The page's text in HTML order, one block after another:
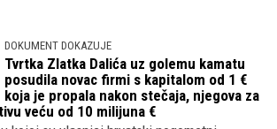
DOKUMENT DOKAZUJE
Tvrtka Zlatka Dalića uz golemu kamatu
posudila novac firmi s kapitalom od 1 €
koja je propala nakon stečaja, njegova za
veću od 10 milijuna €